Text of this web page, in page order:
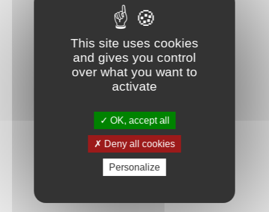
This site uses cookies
and gives you control
over what you want to
activate
OK, accept all
Deny all cookies
Personalize